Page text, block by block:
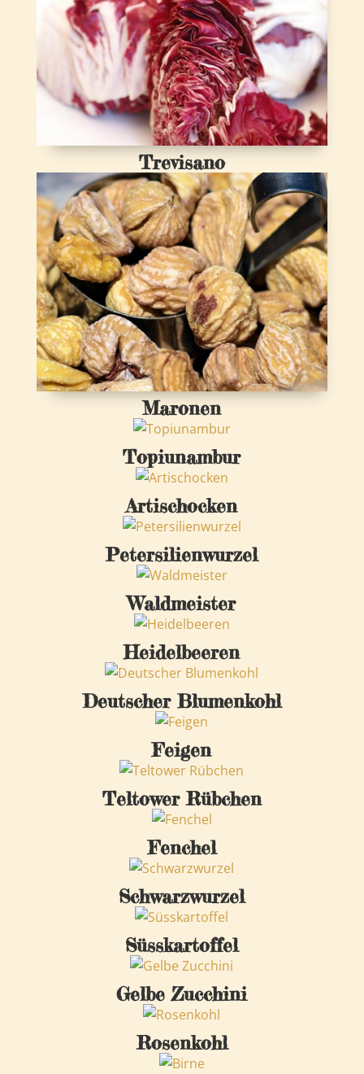
Trevisano
Maronen
Topiunambur
Artischocken
Petersilienwurzel
Waldmeister
Heidelbeeren
Deutscher Blumenkohl
Feigen
Teltower Rübchen
Fenchel
Schwarzwurzel
Süsskartoffel
Gelbe Zucchini
Rosenkohl